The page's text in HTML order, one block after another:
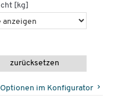
[kg]
zurücksetzen
im Konfigurator